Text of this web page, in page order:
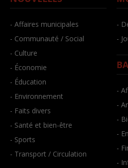
- Affaires municipales
- Communauté / Social
- Culture
- Économie
- Éducation
- Environnement
- Faits divers
- Santé et bien-être
- Sports
- Transport / Circulation
-
-
-
-
-
-
-
-